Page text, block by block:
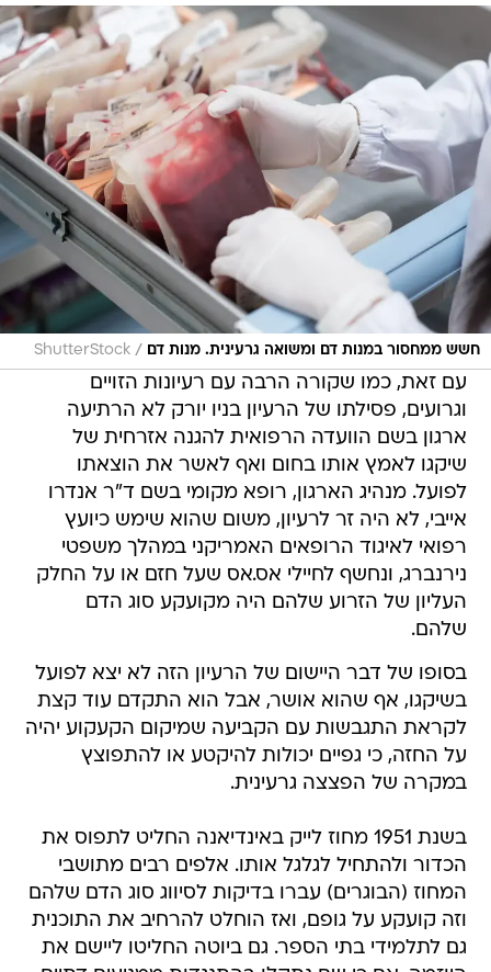
חשש ממחסור במנות דם ומשואה גרעינית. מנות דם /
ShutterStock
עם זאת, כמו שקורה הרבה עם רעיונות הזויים
וגרועים, פסילתו של הרעיון בניו יורק לא הרתיעה
ארגון בשם הוועדה הרפואית להגנה אזרחית של
שיקגו לאמץ אותו בחום ואף לאשר את הוצאתו
לפועל. מנהיג הארגון, רופא מקומי בשם ד"ר אנדרו
אייבי, לא היה זר לרעיון, משום שהוא שימש כיועץ
רפואי לאיגוד הרופאים האמריקני במהלך משפטי
נירנברג, ונחשף לחיילי אס.אס שעל חזם או על החלק
העליון של הזרוע שלהם היה מקועקע סוג הדם
שלהם.
בסופו של דבר היישום של הרעיון הזה לא יצא לפועל
בשיקגו, אף שהוא אושר, אבל הוא התקדם עוד קצת
לקראת התגבשות עם הקביעה שמיקום הקעקוע יהיה
על החזה, כי גפיים יכולות להיקטע או להתפוצץ
במקרה של הפצצה גרעינית.
בשנת 1951 מחוז לייק באינדיאנה החליט לתפוס את
הכדור ולהתחיל לגלגל אותו. אלפים רבים מתושבי
המחוז (הבוגרים) עברו בדיקות לסיווג סוג הדם שלהם
וזה קועקע על גופם, ואז הוחלט להרחיב את התוכנית
גם לתלמידי בתי הספר. גם ביוטה החליטו ליישם את